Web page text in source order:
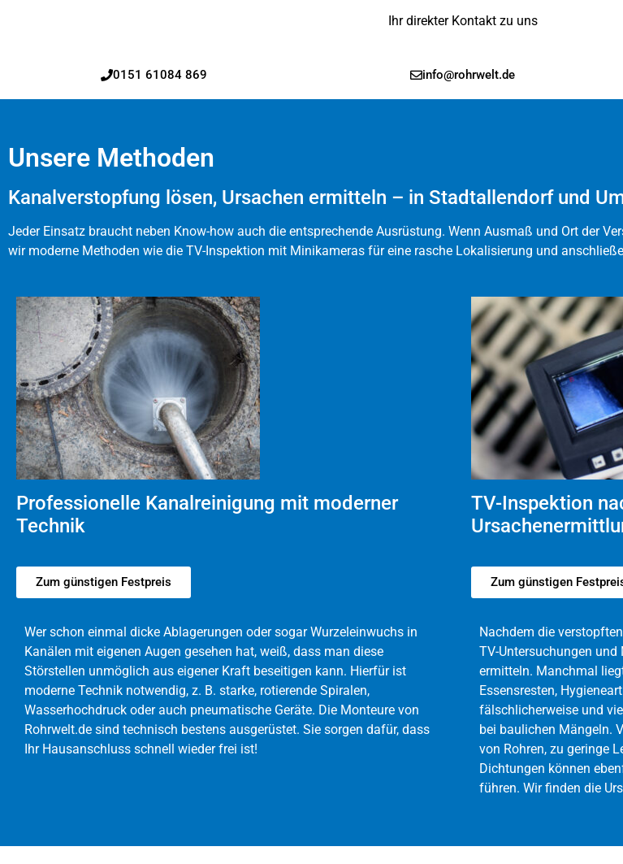
Ihr direkter Kontakt zu uns
0151 61084 869 info@rohrwelt.de
Unsere Methoden
Kanalverstopfung lösen, Ursachen ermitteln – in Stadtallendorf und
Jeder Einsatz braucht neben Know-how auch die entsprechende Ausrüstung. Wenn Ausmaß und Ort der
wir moderne Methoden wie die TV-Inspektion mit Minikameras für eine rasche Lokalisierung und
Professionelle Kanalreinigung mit moderner
Technik
Zum günstigen Festpreis
Wer schon einmal dicke Ablagerungen oder sogar Wurzeleinwuchs in
Kanälen mit eigenen Augen gesehen hat, weiß, dass man diese
Störstellen unmöglich aus eigener Kraft beseitigen kann. Hierfür ist
moderne Technik notwendig, z. B. starke, rotierende Spiralen,
Wasserhochdruck oder auch pneumatische Geräte. Die Monteure von
Rohrwelt.de sind technisch bestens ausgerüstet. Sie sorgen dafür, dass
Ihr Hausanschluss schnell wieder frei ist!
TV-Inspektion
Zum günstigen
Nachdem die
TV-Untersuchungen
ermitteln. Manchmal
Essensresten,
fälschlicherweise und
bei baulichen Mängeln.
von Rohren, zu geringe
Dichtungen können
führen. Wir finden die